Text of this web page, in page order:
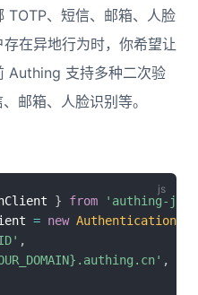
TOTP、短信、邮箱、人脸
在异地行为时，你希望让
Authing 支持多种二次验
邮箱、人脸识别等。
} from
'authing-js-
= new
,
,